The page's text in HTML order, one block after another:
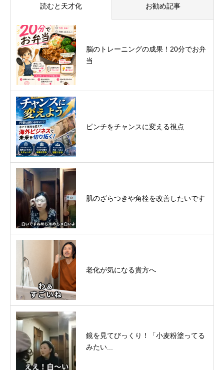
読むと天才化 お勧め記事
脳のトレーニングの成果！20分でお弁
当
ピンチをチャンスに変える視点
肌のざらつきや角栓を改善したいです
老化が気になる貴方へ
鏡を見てびっくり！「小麦粉塗ってる
みたい...